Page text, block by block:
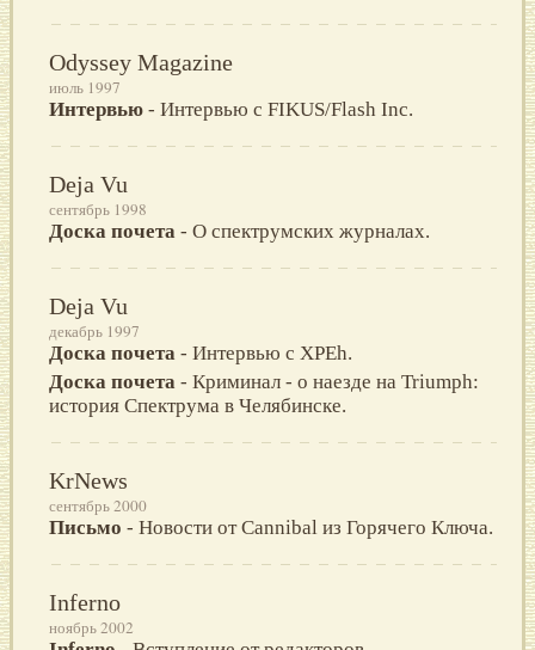
Odyssey Magazine
июль 1997
Интервью - Интервью с FIKUS/Flash Inc.
Deja Vu
сентябрь 1998
Доска почета - О спектрумских журналах.
Deja Vu
декабрь 1997
Доска почета - Интервью с XPEh.
Доска почета - Криминал - о наезде на Triumph:
история Спектрума в Челябинске.
KrNews
сентябрь 2000
Письмо - Новости от Cannibal из Горячего Ключа.
Inferno
ноябрь 2002